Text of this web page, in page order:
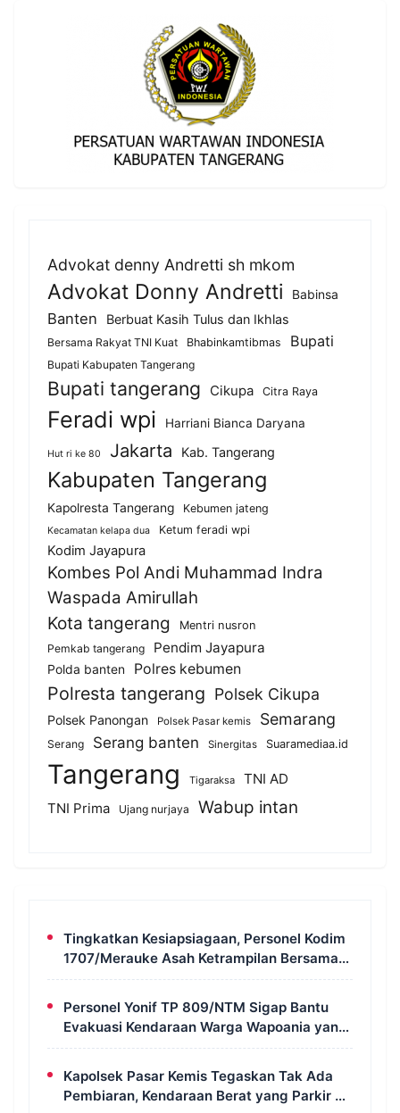
Advokat denny Andretti sh mkom
Advokat Donny Andretti Babinsa
Banten Berbuat Kasih Tulus dan Ikhlas
Bersama Rakyat TNI Kuat Bhabinkamtibmas Bupati
Bupati Kabupaten Tangerang
Bupati tangerang Cikupa Citra Raya
Feradi wpi Harriani Bianca Daryana
Hut ri ke 80 Jakarta Kab. Tangerang
Kabupaten Tangerang
Kapolresta Tangerang Kebumen jateng
Kecamatan kelapa dua Ketum feradi wpi
Kodim Jayapura
Kombes Pol Andi Muhammad Indra
Waspada Amirullah
Kota tangerang
Mentri nusron
Pemkab tangerang
Pendim Jayapura
Polda banten Polres kebumen
Polresta tangerang Polsek Cikupa
Polsek Panongan Polsek Pasar kemis Semarang
Serang Serang banten Sinergitas Suaramediaa.id
Tangerang Tigaraksa
TNI AD
TNI Prima
Ujang nurjaya Wabup intan
Tingkatkan Kesiapsiagaan, Personel Kodim
1707/Merauke Asah Ketrampilan Bersama
Petugas Damkar
Personel Yonif TP 809/NTM Sigap Bantu
Evakuasi Kendaraan Warga Wapoania yang
Terperosok ke Jurang
Kapolsek Pasar Kemis Tegaskan Tak Ada
Pembiaran, Kendaraan Berat yang Parkir di